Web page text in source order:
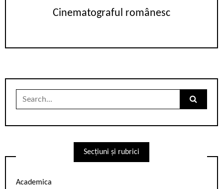
Cinematograful românesc
Search
Secțiuni și rubrici
Academica